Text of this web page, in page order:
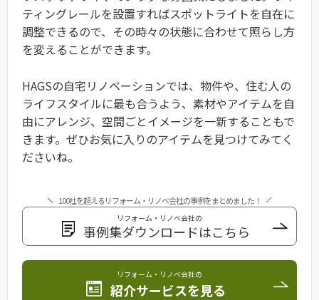
ティングレールを設置すればスポットライトを自在に
調整できるので、その時々の状態に合わせて照らし方
を変えることができます。
HAGSの自宅リノベーションでは、物件や、住む人の
ライフスタイルに最も合うよう、素材やアイテムを自
由にアレンジ、空間ごとイメージを一新することもで
きます。ぜひお気に入りのアイテムを見つけてみてく
ださいね。
100社を超えるリフォーム・リノベ会社の事例をまとめました！
リフォーム・リノベ会社の
事例集ダウンロードはこちら
リフォーム・リノベ会社の
紹介サービスを見る